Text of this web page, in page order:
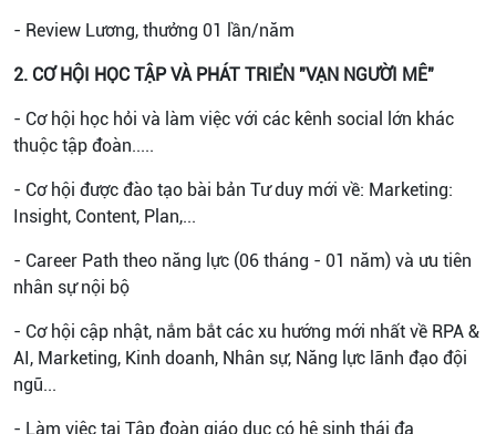
- Review Lương, thưởng 01 lần/năm
2. CƠ HỘI HỌC TẬP VÀ PHÁT TRIỂN "VẠN NGƯỜI MÊ"
- Cơ hội học hỏi và làm việc với các kênh social lớn khác
thuộc tập đoàn.....
- Cơ hội được đào tạo bài bản Tư duy mới về: Marketing:
Insight, Content, Plan,...
- Career Path theo năng lực (06 tháng - 01 năm) và ưu tiên
nhân sự nội bộ
- Cơ hội cập nhật, nắm bắt các xu hướng mới nhất về RPA &
AI, Marketing, Kinh doanh, Nhân sự, Năng lực lãnh đạo đội
ngũ...
- Làm việc tại Tập đoàn giáo dục có hệ sinh thái đa